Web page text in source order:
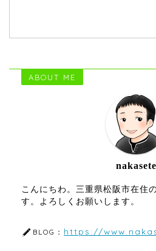
ABOUT ME
nakasete
こんにちわ。三重県松阪市在住
す。よろしくお願いします。
BLOG： https://